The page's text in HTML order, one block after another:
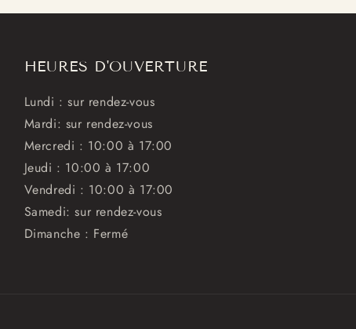
HEURES D'OUVERTURE
Lundi : sur rendez-vous
Mardi: sur rendez-vous
Mercredi : 10:00 à 17:00
Jeudi : 10:00 à 17:00
Vendredi : 10:00 à 17:00
Samedi: sur rendez-vous
Dimanche : Fermé